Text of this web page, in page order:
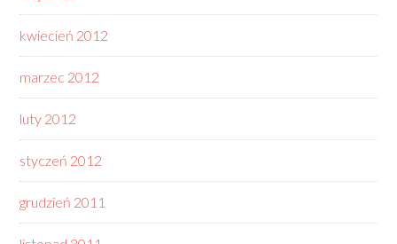
kwiecień 2012
marzec 2012
luty 2012
styczeń 2012
grudzień 2011